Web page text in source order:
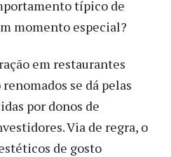
típico de
momento especial?
em restaurantes
se dá pelas
por donos de
Via de regra, o
de gosto